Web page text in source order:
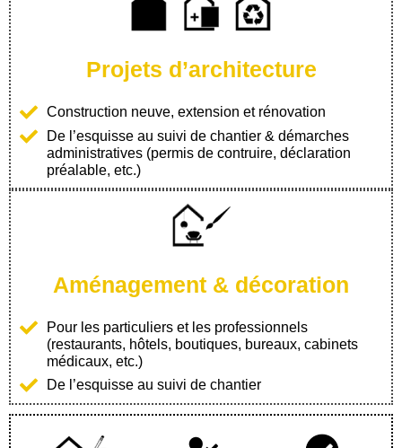
Projets d’architecture
Construction neuve, extension et rénovation
De l’esquisse au suivi de chantier & démarches
administratives (permis de contruire, déclaration
préalable, etc.)
Aménagement & décoration
Pour les particuliers et les professionnels
(restaurants, hôtels, boutiques, bureaux, cabinets
médicaux, etc.)
De l’esquisse au suivi de chantier